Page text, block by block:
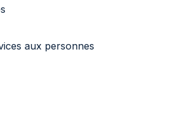
aux personnes